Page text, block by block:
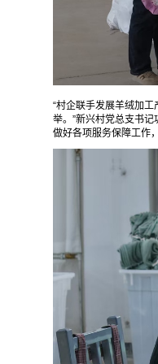
“村企联手发展羊绒加
举。”新兴村党总支书
做好各项服务保障工作